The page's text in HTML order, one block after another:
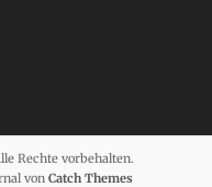
Rechte vorbehalten.
von Catch Themes